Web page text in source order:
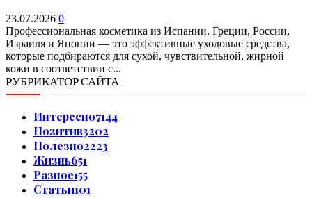
23.07.2026 0
Профессиональная косметика из Испании, Греции, России,
Израиля и Японии — это эффективные уходовые средства,
которые подбираются для сухой, чувствительной, жирной
кожи в соответствии с...
РУБРИКАТОР САЙТА
Интересно7144
Позитив3202
Полезно2223
Жизнь651
Разное155
Статьи101